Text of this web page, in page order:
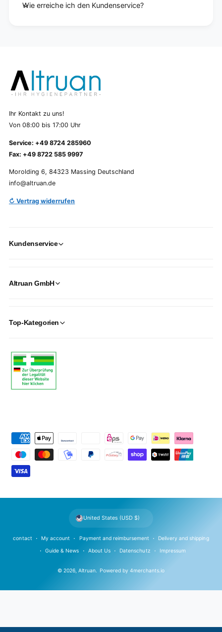
Wie erreiche ich den Kundenservice?
Ihr Kontakt zu uns!
Von 08:00 bis 17:00 Uhr
Service: +49 8724 285960
Fax: +49 8722 585 9997
Morolding 6, 84323 Massing Deutschland
info@altruan.de
↻ Vertrag widerrufen
Kundenservice
Altruan GmbH
Top-Kategorien
m
n
© 2026,Altruan. Powered by 4merchants.io
contact My account Payment and reimbursement Delivery and shipping
Guide & News About Us Datenschutz Impressum
United States (USD $)